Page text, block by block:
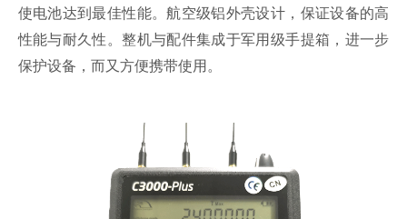
使电池达到最佳性能。航空级铝外壳设计，保证设备的高
性能与耐久性。整机与配件集成于军用级手提箱，进一步
保护设备，而又方便携带使用。